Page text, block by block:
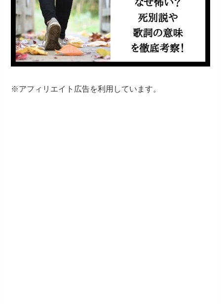
※アフィリエイト広告を利用しています。